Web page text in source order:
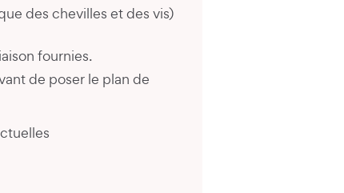
des chevilles et des vis)
fournies.
de poser le plan de